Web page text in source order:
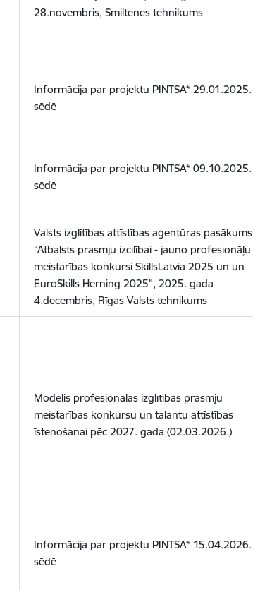
28.novembris, Smiltenes tehnikums
Informācija par projektu PINTSA* 29.01.2025.
sēdē
Informācija par projektu PINTSA* 09.10.2025.
sēdē
Valsts izglītības attīstības aģentūras pasākums
“Atbalsts prasmju izcilībai - jauno profesionāļu
meistarības konkursi SkillsLatvia 2025 un un
EuroSkills Herning 2025”, 2025. gada
4.decembris, Rīgas Valsts tehnikums
Modelis profesionālās izglītības prasmju
meistarības konkursu un talantu attīstības
īstenošanai pēc 2027. gada (02.03.2026.)
Informācija par projektu PINTSA* 15.04.2026.
sēdē